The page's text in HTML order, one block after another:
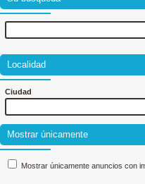
Localidad
Ciudad
Mostrar únicamente
Mostrar únicamente anuncios con